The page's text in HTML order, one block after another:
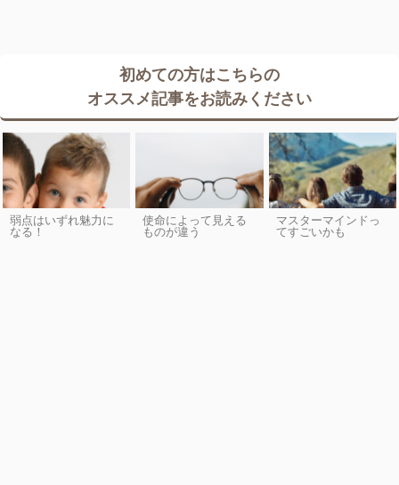
初めての方はこちらの
オススメ記事をお読みください
弱点はいずれ魅力に
なる！
使命によって見える
ものが違う
マスターマインドっ
てすごいかも